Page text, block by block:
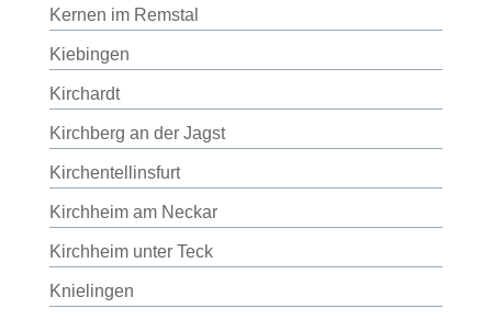
Kernen im Remstal
Kiebingen
Kirchardt
Kirchberg an der Jagst
Kirchentellinsfurt
Kirchheim am Neckar
Kirchheim unter Teck
Knielingen